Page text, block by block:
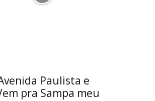
Paulista e
pra Sampa meu